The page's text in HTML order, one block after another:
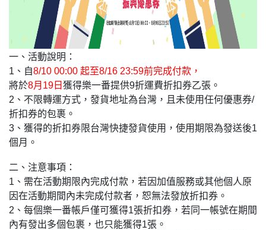
一、活動說明：
1、自8/10 00:00 起至8/16 23:59前完成付款，
將於8月19日 獲得樂一番提供9折運費折扣券乙張。
2、不限轉運方式，發貨地址為台灣，且未使用任何優惠券/
折扣券的包裹。
3、獲得的折扣券限台灣快捷發貨使用，使用期限為發送後1
個月。
二、注意事項：
1、需在活動期限內完成付款，若因加值服務或其他個人原
因在活動期間內未完成付款者，恕無法發放折扣券。
2、每個樂一番帳戶僅可獲得1張折扣券，若同一帳號在期間
內有發出多個包裹，也只能獲得1張。